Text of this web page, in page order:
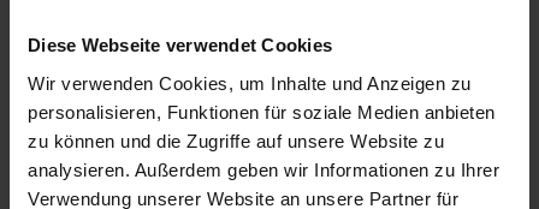
Diese Webseite verwendet Cookies
Wir verwenden Cookies, um Inhalte und Anzeigen zu
personalisieren, Funktionen für soziale Medien anbieten
zu können und die Zugriffe auf unsere Website zu
analysieren. Außerdem geben wir Informationen zu Ihrer
Verwendung unserer Website an unsere Partner für
den Vermieter bestmöglich abzusichern und langfristige,
konfliktfreie Mietverhältnisse zu fördern. Die
Bonitätsprüfung erfolgt selbstverständlich unter Einhaltung
aller datenschutzrechtlichen Bestimmungen, um die